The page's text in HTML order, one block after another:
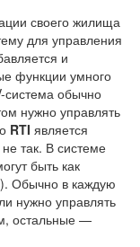
своего жилища
для управления
и
функции умного
обычно
нужно управлять
RTI является
так. В системе
быть как
Обычно в каждую
нужно управлять
остальные —